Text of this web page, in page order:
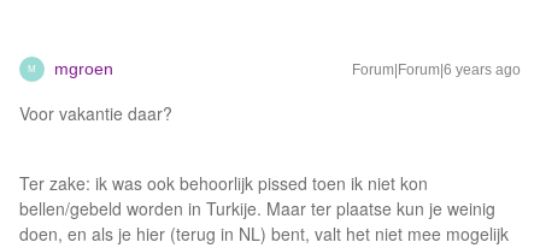
M mgroen Forum|Forum|6 years ago
Voor vakantie daar?
Ter zake: ik was ook behoorlijk pissed toen ik niet kon
bellen/gebeld worden in Turkije. Maar ter plaatse kun je weinig
doen, en als je hier (terug in NL) bent, valt het niet mee mogelijk